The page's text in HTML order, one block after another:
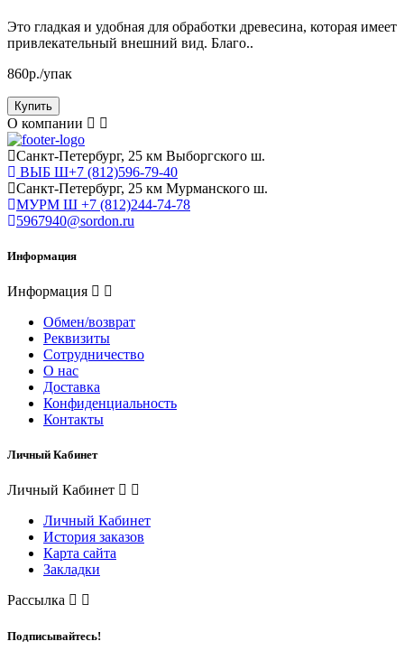
Это гладкая и удобная для обработки древесина, которая имеет
привлекательный внешний вид. Благо..
860р./упак
Купить
О компании
Cанкт-Петербург, 25 км Выборгского ш.
ВЫБ Ш+7 (812)596-79-40
Cанкт-Петербург, 25 км Мурманского ш.
МУРМ Ш +7 (812)244-74-78
5967940@sordon.ru
Информация
Информация
Обмен/возврат
Реквизиты
Сотрудничество
О нас
Доставка
Конфиденциальность
Контакты
Личный Кабинет
Личный Кабинет
Личный Кабинет
История заказов
Карта сайта
Закладки
Рассылка
Подписывайтесь!